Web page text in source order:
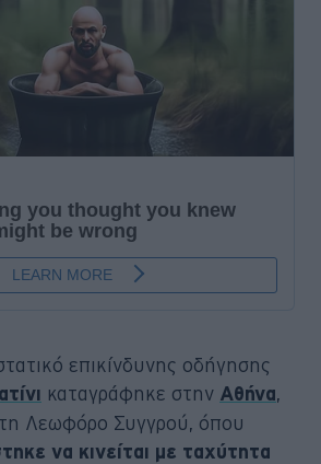
επικίνδυνης οδήγησης
καταγράφηκε στην Αθήνα,
Λεωφόρο Συγγρού, όπου
να κινείται με ταχύτητα